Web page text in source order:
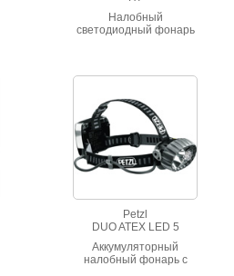
Налобный
светодиодный фонарь
Petzl
DUO ATEX LED 5
Аккумуляторный
налобный фонарь с